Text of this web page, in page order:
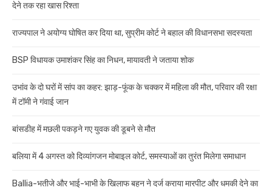
देने तक रहा खास रिश्ता
राज्यपाल ने अयोग्य घोषित कर दिया था, सुप्रीम कोर्ट ने बहाल की विधानसभा सदस्यता
BSP विधायक उमाशंकर सिंह का निधन, मायावती ने जताया शोक
उभांव के दो घरों में सांप का कहर: झाड़-फूंक के चक्कर में महिला की मौत, परिवार की रक्षा
में टॉमी ने गंवाई जान
बांसडीह में मछली पकड़ने गए युवक की डूबने से मौत
बलिया में 4 अगस्त को दिव्यांगजन मोबाइल कोर्ट, समस्याओं का तुरंत मिलेगा समाधान
Ballia-भतीजे और भाई-भाभी के खिलाफ बहन ने दर्ज कराया मारपीट और धमकी देने का